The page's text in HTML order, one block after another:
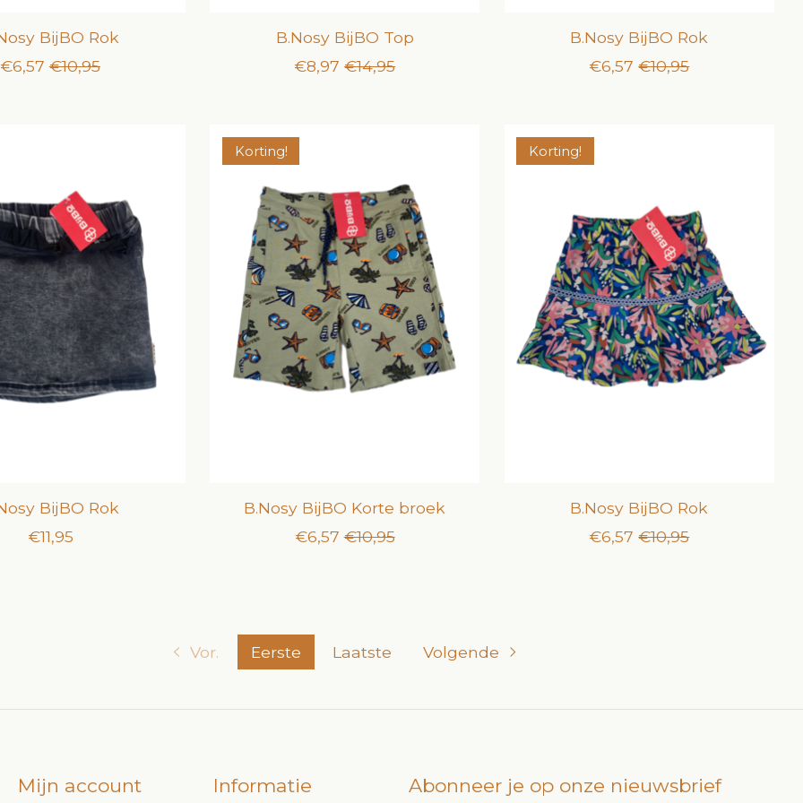
BijBO Rok
€6,57 €10,95
B.Nosy BijBO Top
€8,97 €14,95
B.Nosy BijBO Rok
€6,57 €10,95
BijBO Rok
€11,95
Korting!
B.Nosy BijBO Korte broek
€6,57 €10,95
Korting!
B.Nosy BijBO Rok
€6,57 €10,95
Vor. Eerste Laatste Volgende
Mijn account Informatie Abonneer je op onze nieuwsbrief